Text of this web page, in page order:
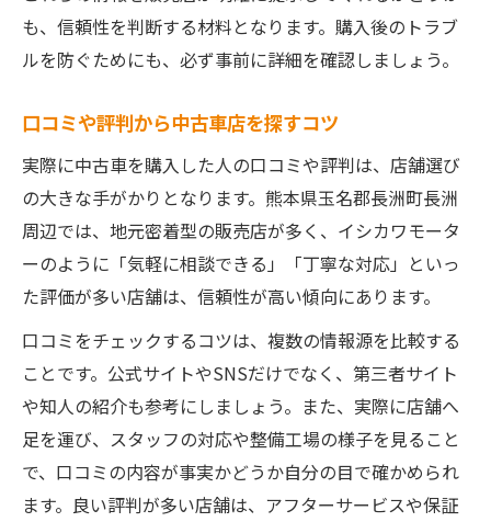
も、信頼性を判断する材料となります。購入後のトラブ
ルを防ぐためにも、必ず事前に詳細を確認しましょう。
口コミや評判から中古車店を探すコツ
実際に中古車を購入した人の口コミや評判は、店舗選び
の大きな手がかりとなります。熊本県玉名郡長洲町長洲
周辺では、地元密着型の販売店が多く、イシカワモータ
ーのように「気軽に相談できる」「丁寧な対応」といっ
た評価が多い店舗は、信頼性が高い傾向にあります。
口コミをチェックするコツは、複数の情報源を比較する
ことです。公式サイトやSNSだけでなく、第三者サイト
や知人の紹介も参考にしましょう。また、実際に店舗へ
足を運び、スタッフの対応や整備工場の様子を見ること
で、口コミの内容が事実かどうか自分の目で確かめられ
ます。良い評判が多い店舗は、アフターサービスや保証